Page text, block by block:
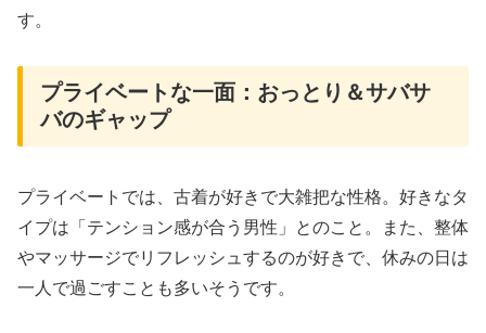
す。
プライベートな一面：おっとり＆サバサ
バのギャップ
プライベートでは、古着が好きで大雑把な性格。好きなタ
イプは「テンション感が合う男性」とのこと。また、整体
やマッサージでリフレッシュするのが好きで、休みの日は
一人で過ごすことも多いそうです。